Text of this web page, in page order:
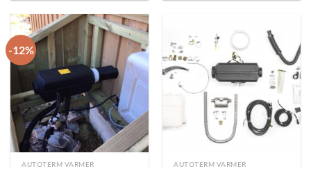
-12%
AUTOTERM VARMER AUTOTERM VARMER